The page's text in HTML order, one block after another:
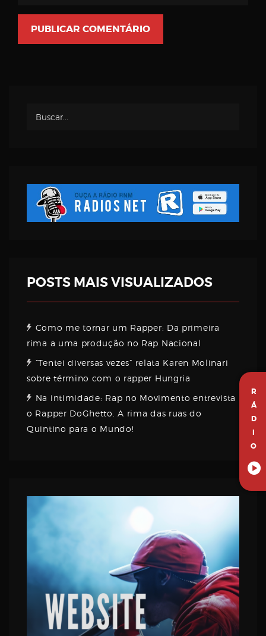
R
Á
D
I
O
POSTS MAIS VISUALIZADOS
Como me tornar um Rapper: Da primeira
rima a uma produção no Rap Nacional
“Tentei diversas vezes” relata Karen Molinari
sobre término com o rapper Hungria
Na intimidade: Rap no Movimento entrevista
o Rapper DoGhetto. A rima das ruas do
Quintino para o Mundo!